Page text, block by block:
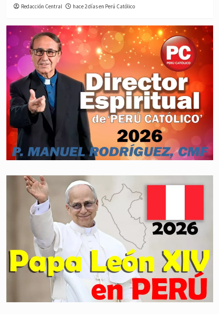
Redacción Central hace 2 días en Perú Católico